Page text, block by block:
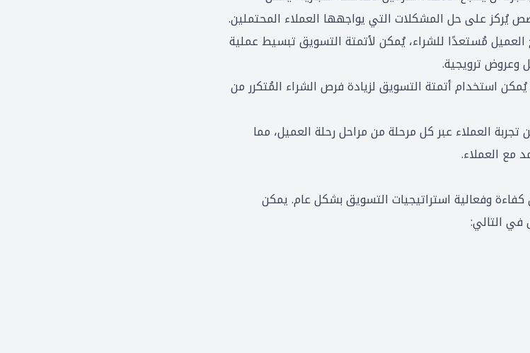
يُركز على حل المشكلات التي يواجهها العملاء المحتملين.
العميل مُستعدًا للشراء، يُمكن لأتمتة التسويق تبسيط عملية
وعروض ترويجية.
يُمكن استخدام أتمتة التسويق لزيادة فرص الشراء المُتكرر من
العملاء عبر كل مرحلة من مراحل رحلة العميل، مما
مع العملاء.
وفعالية استراتيجيات التسويق بشكل عام. يمكن
في التالي: